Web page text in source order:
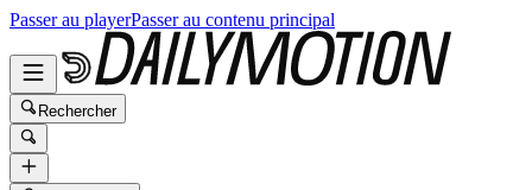
Passer au playerPasser au contenu principal
Rechercher